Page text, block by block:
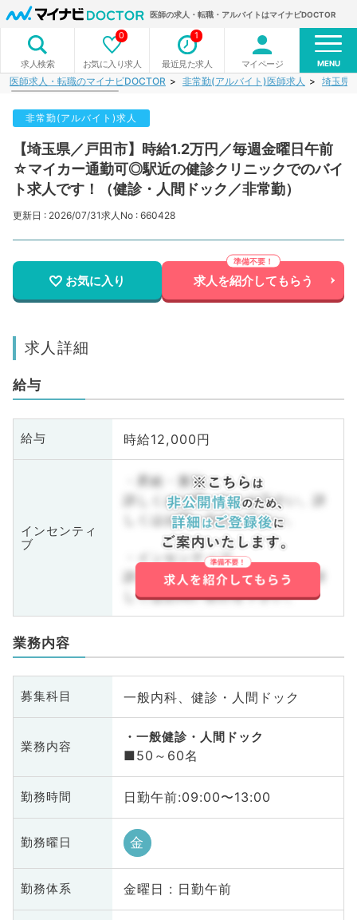
医師の求人・転職・アルバイトはマイナビDOCTOR
求人検索 お気に入り求人
0
最近見た求人
1
マイページ MENU
医師求人・転職のマイナビDOCTOR 非常勤(アルバイト)医師求人 埼玉県
非常勤(アルバイト)求人
【埼玉県／戸田市】時給1.2万円／毎週金曜日午前
☆マイカー通勤可◎駅近の健診クリニックでのバイ
ト求人です！（健診・人間ドック／非常勤）
更新日 : 2026/07/31求人No : 660428
お気に入り 求人を紹介してもらう
求人詳細
給与
給与 時給12,000円
インセンティ
ブ
・昇給・賞与
詳しくはお問い合わせ下さい。詳
しくはお問い合わせ下さい。
・インセンティブ
詳しくはお問い合わせ下さい。詳
しくはお問い合わせ下さい。
業務内容
募集科目 一般内科、健診・人間ドック
業務内容
一般健診・人間ドック
■50～60名
勤務時間 日勤午前:09:00〜13:00
勤務曜日 金
勤務体系 金曜日 : 日勤午前